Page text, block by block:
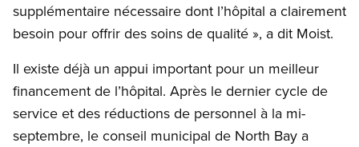
supplémentaire nécessaire dont l’hôpital a clairement
besoin pour offrir des soins de qualité », a dit Moist.
Il existe déjà un appui important pour un meilleur
financement de l’hôpital. Après le dernier cycle de
service et des réductions de personnel à la mi-
septembre, le conseil municipal de North Bay a